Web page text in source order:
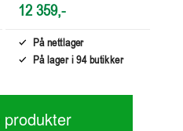
12 359,-
På nettlager
På lager i 94 butikker